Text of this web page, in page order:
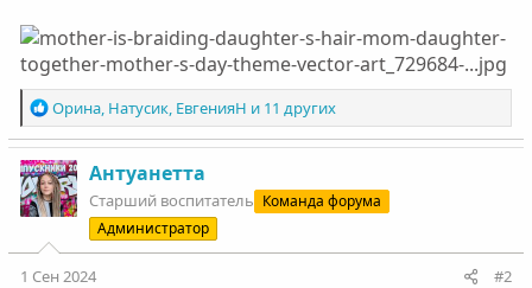
Р
е
а
к
ц
и
Орина, Натусик, ЕвгенияН и 11 других
Антуанетта
Старший воспитатель Команда форума
Администратор
1 Сен 2024 #2